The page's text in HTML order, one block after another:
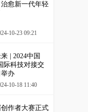
愈新一代年轻
10-23 09:21
| 2024中国
际科技对接交
办
10-18 11:40
创作者大赛正式